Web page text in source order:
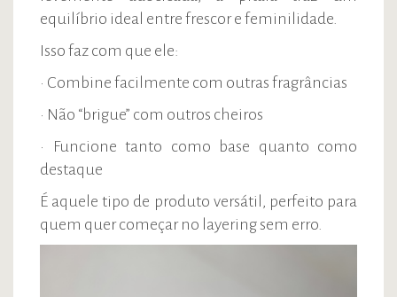
equilíbrio ideal entre frescor e feminilidade.
Isso faz com que ele:
• Combine facilmente com outras fragrâncias
• Não “brigue” com outros cheiros
• Funcione tanto como base quanto como
destaque
É aquele tipo de produto versátil, perfeito para
quem quer começar no layering sem erro.